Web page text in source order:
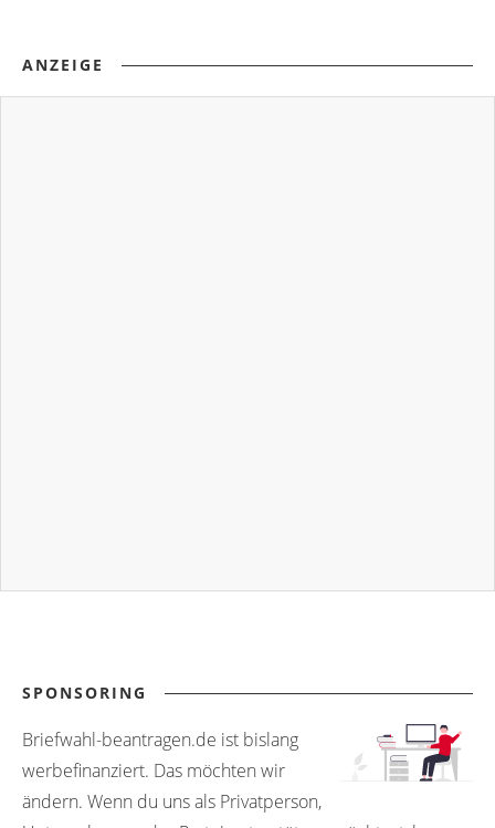
ANZEIGE
SPONSORING
Briefwahl-beantragen.de ist bislang
werbefinanziert. Das möchten wir
ändern. Wenn du uns als Privatperson,